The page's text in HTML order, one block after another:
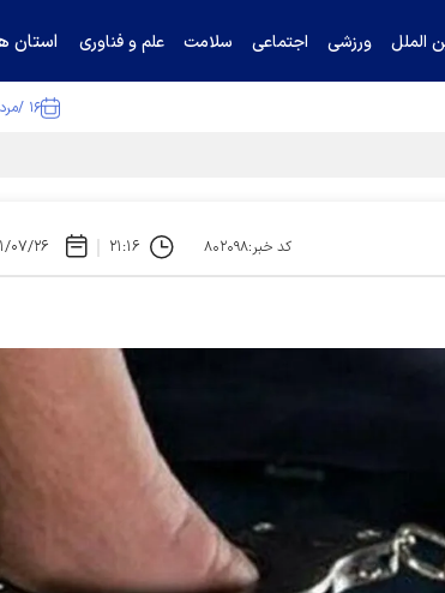
الملل ورزشی اجتماعی سلامت علم و فناوری استان
۱۶ /مرداد /۱۴۰۵
کد خبر:۸۰۲۰۹۸ ۲۱:۱۶ ۱۴۰۱/